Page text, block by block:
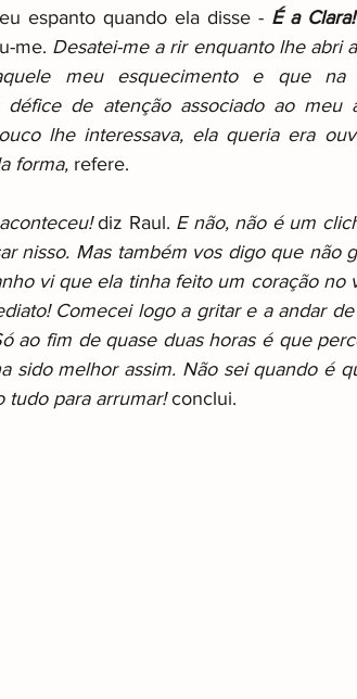
espanto quando ela disse - É a
me. Desatei-me a rir enquanto lhe abri
meu esquecimento e que
de atenção associado ao meu
lhe interessava, ela queria era
forma, refere.
diz Raul. E não, não é um
nisso. Mas também vos digo que não
vi que ela tinha feito um coração no
Comecei logo a gritar e a andar
ao fim de quase duas horas é que
sido melhor assim. Não sei quando é
tudo para arrumar! conclui.